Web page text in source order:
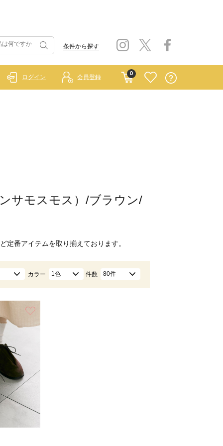
条件から探す
0
ログイン 会員登録
サモスモス）/ブラウン/
定番アイテムを取り揃えております。
カラー 1色 件数 80件